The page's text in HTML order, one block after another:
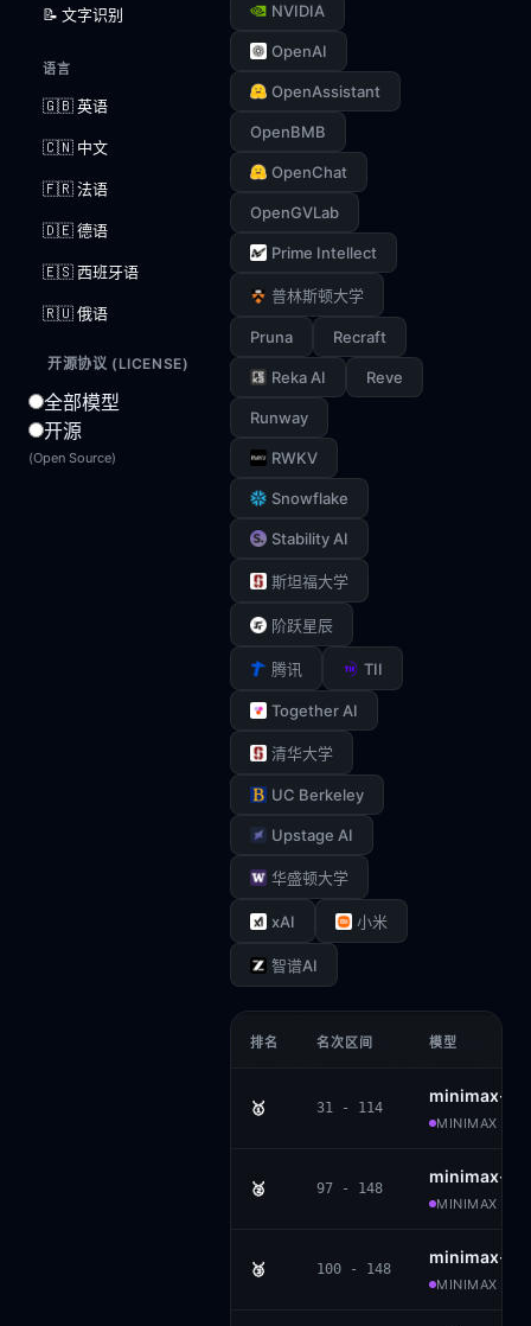
📝 文字识别
语言
🇬🇧 英语
🇨🇳 中文
🇫🇷 法语
🇩🇪 德语
🇪🇸 西班牙语
🇷🇺 俄语
开源协议 (LICENSE)
全部模型
开源
(Open Source)
NVIDIA
OpenAI
OpenAssistant
OpenBMB
OpenChat
OpenGVLab
Prime Intellect
普林斯顿大学
Pruna Recraft
Reka AI Reve
Runway
RWKV
Snowflake
Stability AI
斯坦福大学
阶跃星辰
腾讯 TII
Together AI
清华大学
UC Berkeley
Upstage AI
华盛顿大学
xAI 小米
智谱AI
排名 名次区间 模型
🥇 31 - 114
minimax-
MINIMAX ·
🥈 97 - 148
minimax-
MINIMAX ·
🥉 100 - 148
minimax-
MINIMAX ·